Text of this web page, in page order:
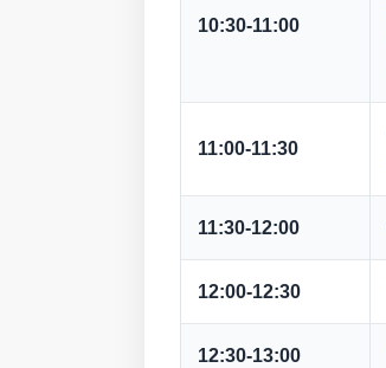
10:30-11:00
11:00-11:30
11:30-12:00
12:00-12:30
12:30-13:00